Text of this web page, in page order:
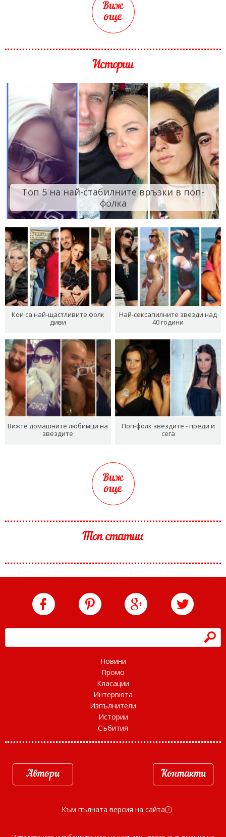
Виж
още
Истории
Топ 5 на най-стабилните връзки в поп-
фолка
Кои са най-щастливите фолк
диви
Най-сексапилните звезди над
40 години
Вижте домашните любимци на
звездите
Поп-фолк звездите - преди и
сега
Виж
още
Топ статии
h
Новини
Промо
Класации
Интервюта
Изпълнители
Истории
Събития
Автори Контакти
Към пълната версия на сайта d